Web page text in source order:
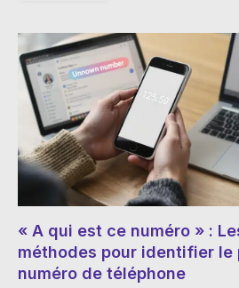
« A qui est ce numéro » :
méthodes pour identifier le
numéro de téléphone